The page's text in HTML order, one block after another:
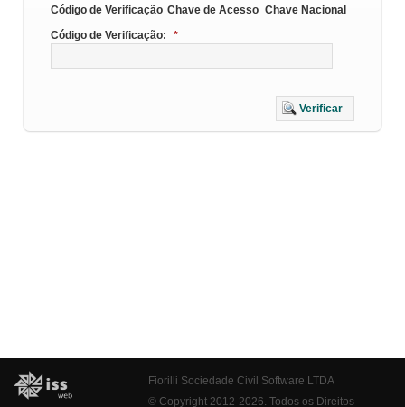
Código de Verificação Chave de Acesso Chave Nacional
Código de Verificação:
*
Verificar
Fiorilli Sociedade Civil Software LTDA
© Copyright 2012-2026. Todos os Direitos